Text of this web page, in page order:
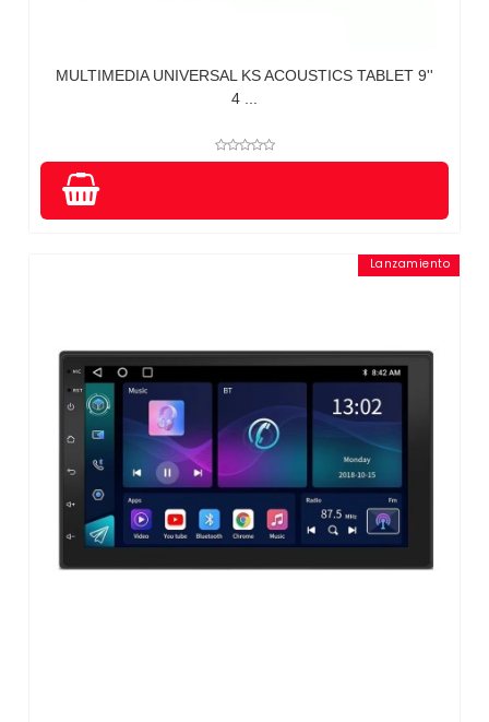
MULTIMEDIA UNIVERSAL KS ACOUSTICS TABLET 9''
4 ...
Lanzamiento